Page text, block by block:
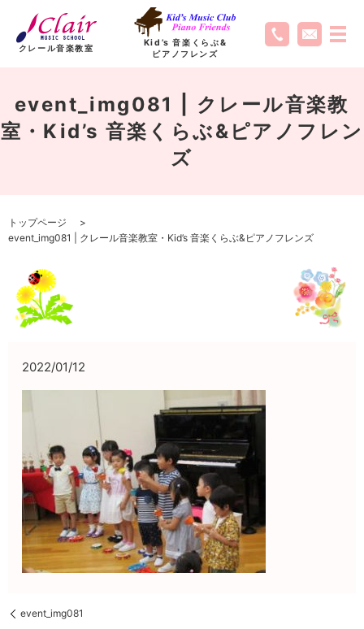
クレール音楽教室
Kid’s 音楽くらぶ&
ピアノフレンズ
event_img081 | クレール音楽教
室・Kid’s 音楽くらぶ&ピアノフレン
ズ
トップページ
event_img081 | クレール音楽教室・Kid’s 音楽くらぶ&ピアノフレンズ
2022/01/12
event_img081